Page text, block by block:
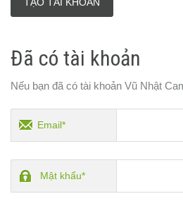
Đã có tài khoản
Nếu bạn đã có tài khoản Vũ Nhật
Email*
Mật khẩu*